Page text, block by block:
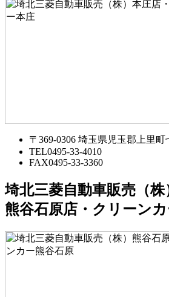
〒369-0306 埼玉県児玉郡上里町
TEL0495-33-4010
FAX0495-33-3360
埼北三菱自動車販売（株
熊谷石原店・クリーン